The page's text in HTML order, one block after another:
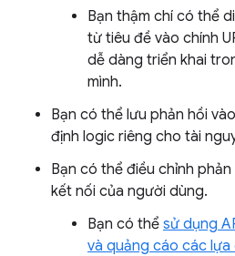
Bạn thậm chí có thể
từ tiêu đề vào chính
dễ dàng triển khai
mình.
Bạn có thể lưu phản hồi
định logic riêng cho tài
Bạn có thể điều chỉnh
kết nối của người dùng.
Bạn có thể sử dụng
và quảng cáo các lựa